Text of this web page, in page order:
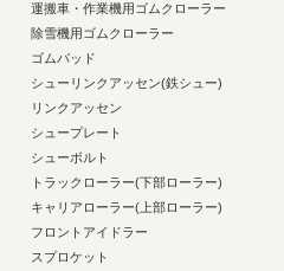
運搬車・作業機用ゴムクローラー
除雪機用ゴムクローラー
ゴムパッド
シューリンクアッセン(鉄シュー)
リンクアッセン
シュープレート
シューボルト
トラックローラー(下部ローラー)
キャリアローラー(上部ローラー)
フロントアイドラー
スプロケット